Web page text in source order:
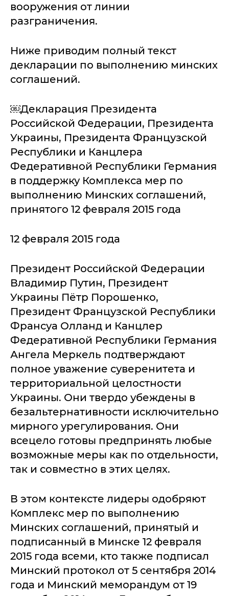
вооружения от линии
разграничения.
Ниже приводим полный текст
декларации по выполнению минских
соглашений.
￼Декларация Президента
Российской Федерации, Президента
Украины, Президента Французской
Республики и Канцлера
Федеративной Республики Германия
в поддержку Комплекса мер по
выполнению Минских соглашений,
принятого 12 февраля 2015 года
12 февраля 2015 года
Президент Российской Федерации
Владимир Путин, Президент
Украины Пётр Порошенко,
Президент Французской Республики
Франсуа Олланд и Канцлер
Федеративной Республики Германия
Ангела Меркель подтверждают
полное уважение суверенитета и
территориальной целостности
Украины. Они твердо убеждены в
безальтернативности исключительно
мирного урегулирования. Они
всецело готовы предпринять любые
возможные меры как по отдельности,
так и совместно в этих целях.
В этом контексте лидеры одобряют
Комплекс мер по выполнению
Минских соглашений, принятый и
подписанный в Минске 12 февраля
2015 года всеми, кто также подписал
Минский протокол от 5 сентября 2014
года и Минский меморандум от 19